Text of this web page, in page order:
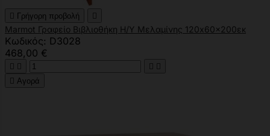
 Γρήγορη προβολή 
Marmot Γραφείο Βιβλιοθήκη Η/Υ Μελαμίνης 120x60x200εκ
Κωδικός: D3028
468,00 €
   
 Αγορά